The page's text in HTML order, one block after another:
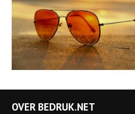
OVER BEDRUK.NET